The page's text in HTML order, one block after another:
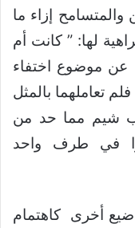
إزاء ما
لها: ” كانت أم
عن موضوع اختفاء
بكثير من المتعة… ” ص 85، فلم تعاملهما بالمثل
شيم مما حد من
في طرف واحد
أخرى كاهتمام